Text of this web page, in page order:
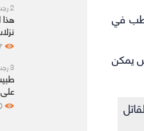
في
يمكن
2 رجب 1442 هـ - 14 فبراير 2021 م
3 رجب 1442 هـ - 15 فبراير 2021 م